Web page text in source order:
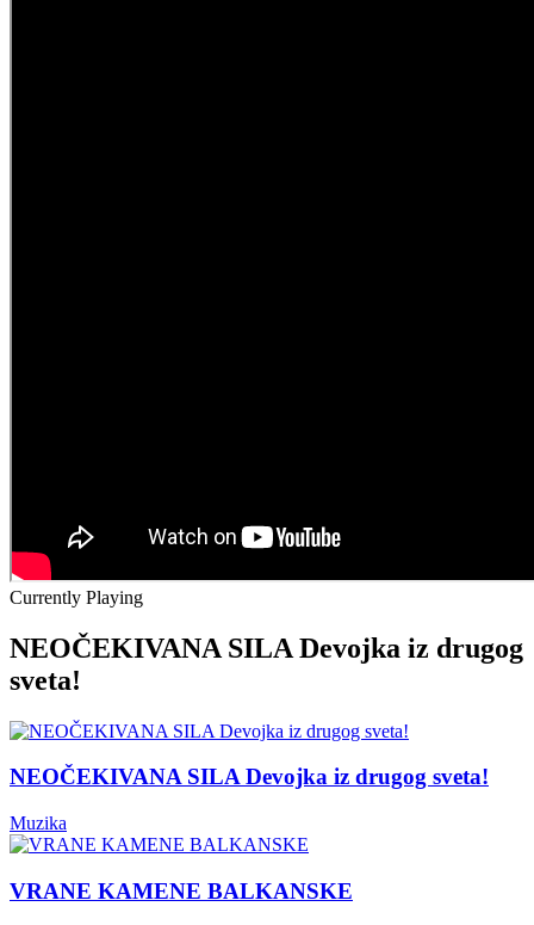
Currently Playing
NEOČEKIVANA SILA Devojka iz drugog
sveta!
NEOČEKIVANA SILA Devojka iz drugog sveta!
Muzika
VRANE KAMENE BALKANSKE